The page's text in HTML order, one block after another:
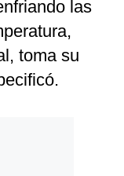
las
toma su